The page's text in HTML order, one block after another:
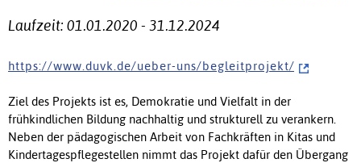
Laufzeit: 01.01.2020 - 31.12.2024
h t t p s : / / w w w . d u v k . d e / u e b e r - u n s / b e g l e i t p r o j e k t /
Ziel des Projekts ist es, Demokratie und Vielfalt in der
frühkindlichen Bildung nachhaltig und strukturell zu verankern.
Neben der pädagogischen Arbeit von Fachkräften in Kitas und
Kindertagespflegestellen nimmt das Projekt dafür den Übergang